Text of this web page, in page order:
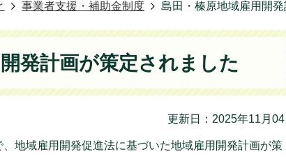
事業者支援・補助金制度 島田・榛原地域雇用開
発計画が策定されました
更新日：2025年11月04
地域雇用開発促進法に基づいた地域雇用開発計画が策